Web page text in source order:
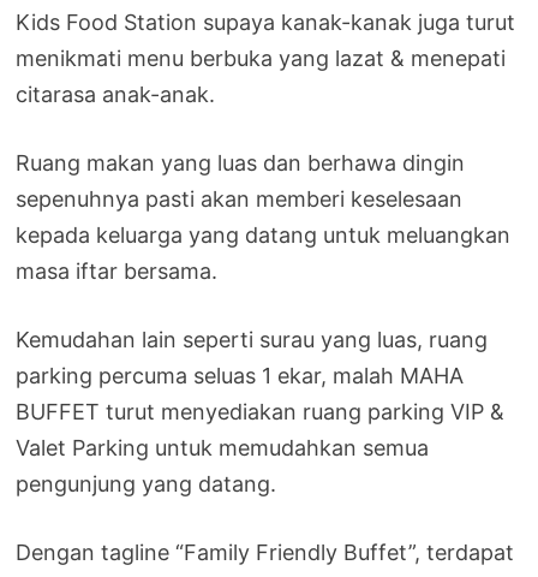
Kids Food Station supaya kanak-kanak juga turut
menikmati menu berbuka yang lazat & menepati
citarasa anak-anak.
Ruang makan yang luas dan berhawa dingin
sepenuhnya pasti akan memberi keselesaan
kepada keluarga yang datang untuk meluangkan
masa iftar bersama.
Kemudahan lain seperti surau yang luas, ruang
parking percuma seluas 1 ekar, malah MAHA
BUFFET turut menyediakan ruang parking VIP &
Valet Parking untuk memudahkan semua
pengunjung yang datang.
Dengan tagline “Family Friendly Buffet”, terdapat